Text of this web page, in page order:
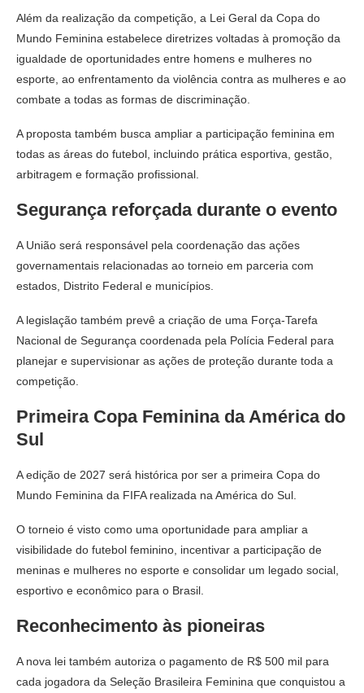
Além da realização da competição, a Lei Geral da Copa do
Mundo Feminina estabelece diretrizes voltadas à promoção da
igualdade de oportunidades entre homens e mulheres no
esporte, ao enfrentamento da violência contra as mulheres e ao
combate a todas as formas de discriminação.
A proposta também busca ampliar a participação feminina em
todas as áreas do futebol, incluindo prática esportiva, gestão,
arbitragem e formação profissional.
Segurança reforçada durante o evento
A União será responsável pela coordenação das ações
governamentais relacionadas ao torneio em parceria com
estados, Distrito Federal e municípios.
A legislação também prevê a criação de uma Força-Tarefa
Nacional de Segurança coordenada pela Polícia Federal para
planejar e supervisionar as ações de proteção durante toda a
competição.
Primeira Copa Feminina da América do
Sul
A edição de 2027 será histórica por ser a primeira Copa do
Mundo Feminina da FIFA realizada na América do Sul.
O torneio é visto como uma oportunidade para ampliar a
visibilidade do futebol feminino, incentivar a participação de
meninas e mulheres no esporte e consolidar um legado social,
esportivo e econômico para o Brasil.
Reconhecimento às pioneiras
A nova lei também autoriza o pagamento de R$ 500 mil para
cada jogadora da Seleção Brasileira Feminina que conquistou a